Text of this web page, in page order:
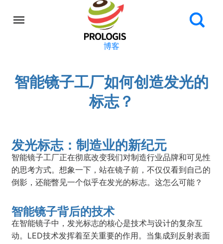
博客
智能镜子工厂如何创造发光的
标志？
发光标志：制造业的新纪元
智能镜子工厂正在彻底改变我们对制造行业品牌和可见性
的思考方式。想象一下，站在镜子前，不仅仅看到自己的
倒影，还能瞥见一个似乎在发光的标志。这怎么可能？
智能镜子背后的技术
在智能镜子中，发光标志的核心是技术与设计的复杂互
动。LED技术发挥着至关重要的作用。当集成到反射表面